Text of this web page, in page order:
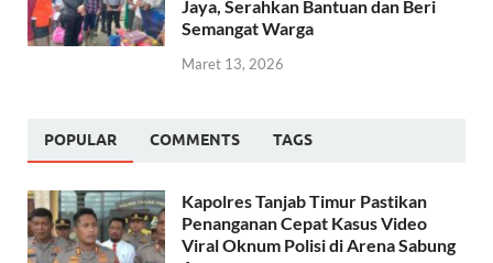
Jaya, Serahkan Bantuan dan Beri
Semangat Warga
Maret 13, 2026
POPULAR COMMENTS TAGS
Kapolres Tanjab Timur Pastikan
Penanganan Cepat Kasus Video
Viral Oknum Polisi di Arena Sabung